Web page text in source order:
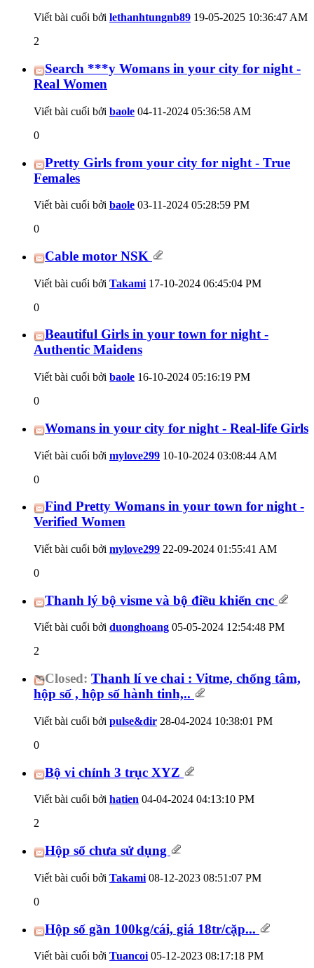
Viết bài cuối bởi lethanhtungnb89 19-05-2025 10:36:47 AM
2
Search ***y Womans in your city for night -
Real Women
Viết bài cuối bởi baole 04-11-2024 05:36:58 AM
0
Pretty Girls from your city for night - True
Females
Viết bài cuối bởi baole 03-11-2024 05:28:59 PM
0
Cable motor NSK
Viết bài cuối bởi Takami 17-10-2024 06:45:04 PM
0
Beautiful Girls in your town for night -
Authentic Maidens
Viết bài cuối bởi baole 16-10-2024 05:16:19 PM
0
Womans in your city for night - Real-life Girls
Viết bài cuối bởi mylove299 10-10-2024 03:08:44 AM
0
Find Pretty Womans in your town for night -
Verified Women
Viết bài cuối bởi mylove299 22-09-2024 01:55:41 AM
0
Thanh lý bộ visme và bộ điều khiển cnc
Viết bài cuối bởi duonghoang 05-05-2024 12:54:48 PM
2
Closed: Thanh lí ve chai : Vitme, chống tâm,
hộp số , hộp số hành tinh,..
Viết bài cuối bởi pulse&dir 28-04-2024 10:38:01 PM
0
Bộ vi chỉnh 3 trục XYZ
Viết bài cuối bởi hatien 04-04-2024 04:13:10 PM
2
Hộp số chưa sử dụng
Viết bài cuối bởi Takami 08-12-2023 08:51:07 PM
0
Hộp số gần 100kg/cái, giá 18tr/cặp...
Viết bài cuối bởi Tuancoi 05-12-2023 08:17:18 PM